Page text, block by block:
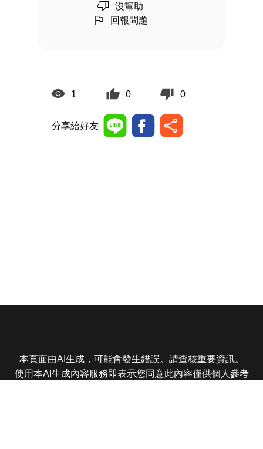
沒幫助
回報問題
1 0 0
分享給好友
本頁面由AI生成，可能會發生錯誤。請查核重要資訊。
使用本AI生成內容服務即表示您同意此內容僅供個人參考